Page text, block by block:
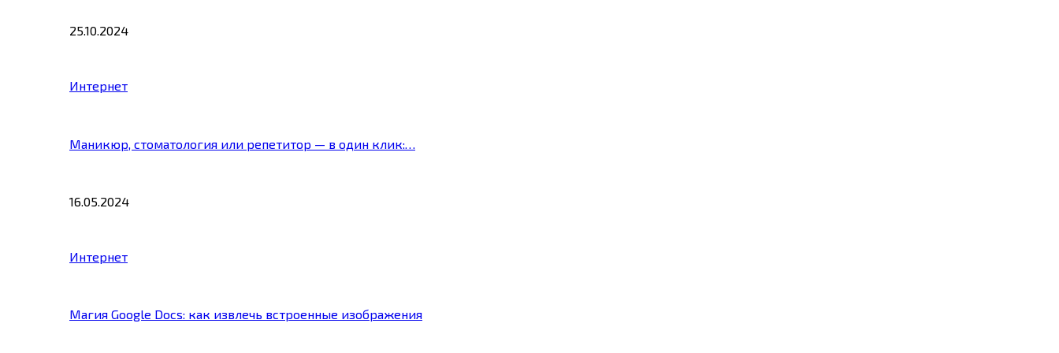
25.10.2024
Интернет
Маникюр, стоматология или репетитор — в один клик:…
16.05.2024
Интернет
Магия Google Docs: как извлечь встроенные изображения